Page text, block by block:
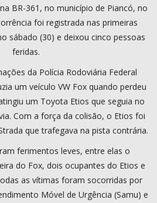
BR-361, no município de Piancó, no
foi registrada nas primeiras
sábado (30) e deixou cinco pessoas
feridas.
da Polícia Rodoviária Federal
um veículo VW Fox quando perdeu
um Toyota Etios que seguia no
Com a força da colisão, o Etios foi
que trafegava na pista contrária.
ferimentos leves, entre elas o
do Fox, dois ocupantes do Etios e
as vítimas foram socorridas por
Móvel de Urgência (Samu) e